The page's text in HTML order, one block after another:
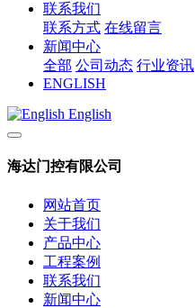
联系我们
联系方式 在线留言
新闻中心
全部 公司动态 行业资讯
ENGLISH
English
海达门控有限公司
网站首页
关于我们
产品中心
工程案例
联系我们
新闻中心